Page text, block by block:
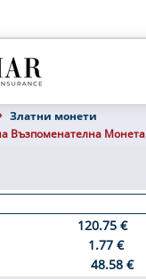
Златни монети
120.75 €
1.77 €
48.58 €